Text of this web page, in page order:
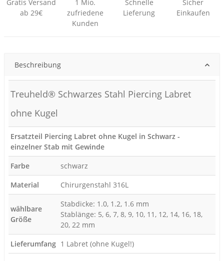
Gratis Versand
ab 29€
1 Mio.
zufriedene
Kunden
Schnelle
Lieferung
Sicher
Einkaufen
Beschreibung
Treuheld® Schwarzes Stahl Piercing Labret
ohne Kugel
Ersatzteil Piercing Labret ohne Kugel in Schwarz -
einzelner Stab mit Gewinde
Farbe
schwarz
Material
Chirurgenstahl 316L
wählbare
Größe
Stabdicke: 1.0, 1.2, 1.6 mm
Stablänge: 5, 6, 7, 8, 9, 10, 11, 12, 14, 16, 18,
20, 22 mm
Lieferumfang 1 Labret (ohne Kugel!)